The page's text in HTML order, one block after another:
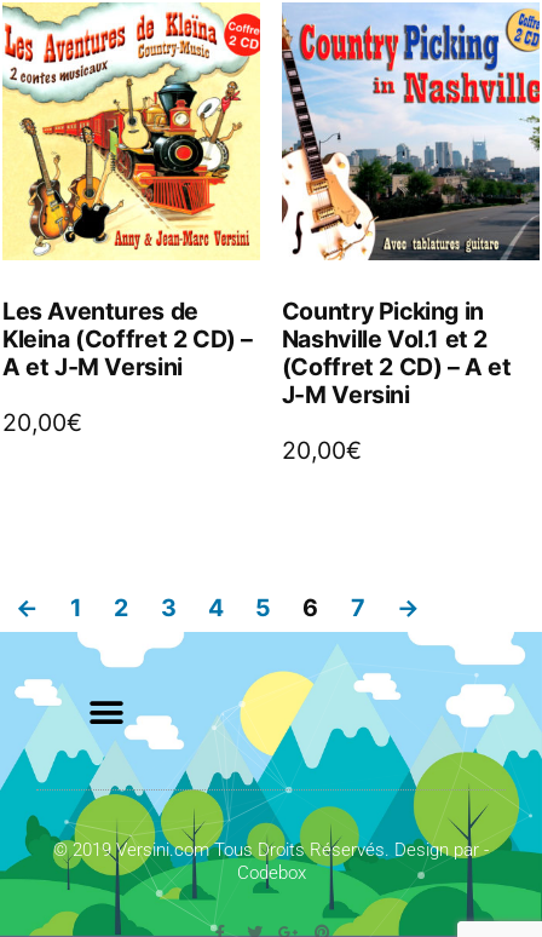
Les Aventures de
Kleina (Coffret 2 CD) –
A et J-M Versini
20,00€
Country Picking in
Nashville Vol.1 et 2
(Coffret 2 CD) – A et
J-M Versini
20,00€
← 1 2 3 4 5 6 7 →
© 2019 Versini.com Tous Droits Réservés. Design par -
Codebox